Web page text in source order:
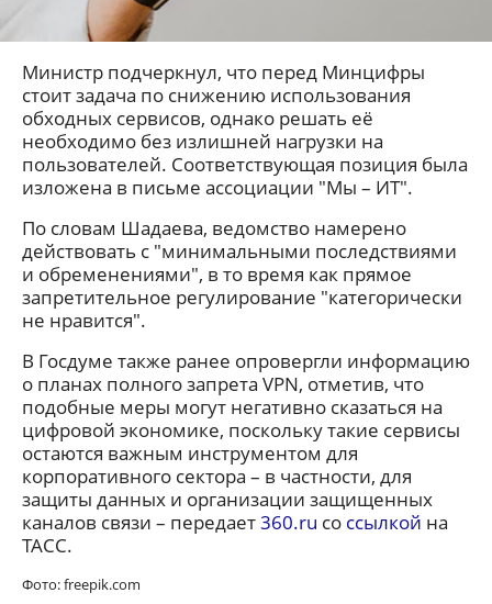
Министр подчеркнул, что перед Минцифры
стоит задача по снижению использования
обходных сервисов, однако решать её
необходимо без излишней нагрузки на
пользователей. Соответствующая позиция была
изложена в письме ассоциации "Мы – ИТ".
По словам Шадаева, ведомство намерено
действовать с "минимальными последствиями
и обременениями", в то время как прямое
запретительное регулирование "категорически
не нравится".
В Госдуме также ранее опровергли информацию
о планах полного запрета VPN, отметив, что
подобные меры могут негативно сказаться на
цифровой экономике, поскольку такие сервисы
остаются важным инструментом для
корпоративного сектора – в частности, для
защиты данных и организации защищенных
каналов связи – передает360.ru со ссылкой на
ТАСС.
Фото: freepik.com